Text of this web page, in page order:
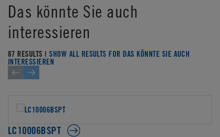
Das könnte Sie auch
interessieren
87 RESULTS |SHOW ALL RESULTS FOR DAS KÖNNTE SIE AUCH
INTERESSIEREN
LC10006BSPT